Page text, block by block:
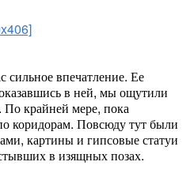
сильное впечатление. Ее
в ней, мы ощутили
По крайней мере, пока
коридорам. Повсюду тут были
картины и гипсовые статуи
в изящных позах.